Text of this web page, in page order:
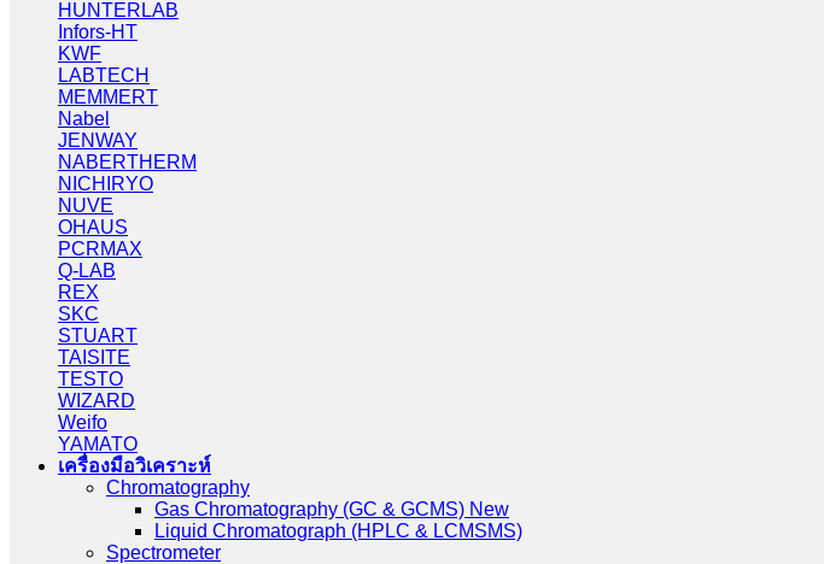
HUNTERLAB
Infors-HT
KWF
LABTECH
MEMMERT
Nabel
JENWAY
NABERTHERM
NICHIRYO
NUVE
OHAUS
PCRMAX
Q-LAB
REX
SKC
STUART
TAISITE
TESTO
WIZARD
Weifo
YAMATO
เครื่องมือวิเคราะห์
Chromatography
Gas Chromatography (GC & GCMS) New
Liquid Chromatograph (HPLC & LCMSMS)
Spectrometer